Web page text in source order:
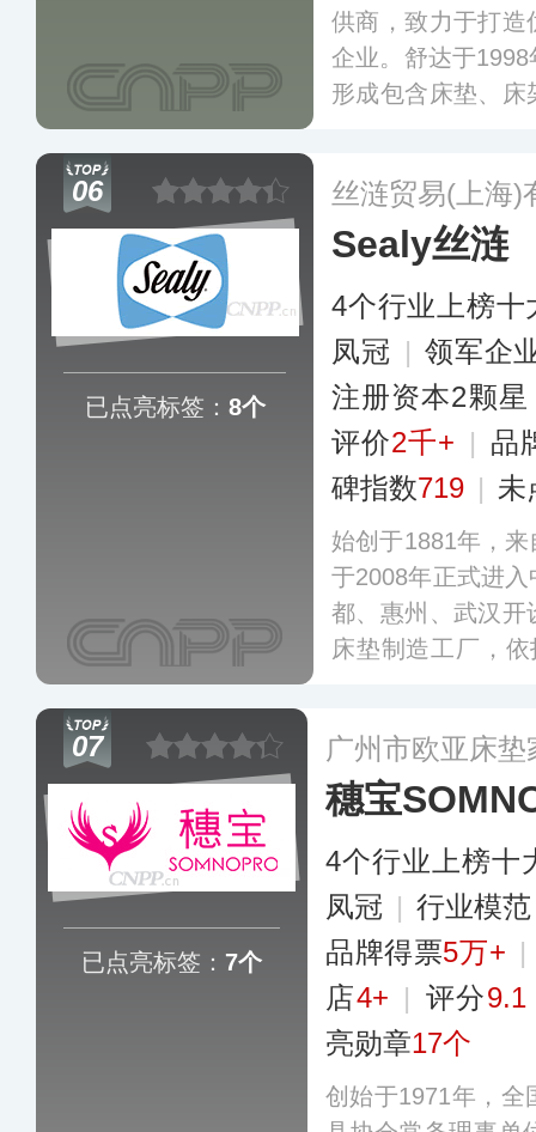
供商，致力于打造
企业。舒达于
形成包含床垫、
店及度假酒店达成
06
已点亮标签： 8个
丝涟贸易(上海)
Sealy丝涟
4个行业上榜十
凤冠 | 领军企
注册资本2颗星
评价2千+ | 品
碑指数719 | 未
始创于1881年，
于2008年正式进
都、惠州、武汉开
床垫制造工厂，
带入中国市场。更
07
已点亮标签： 7个
广州市欧亚床
穗宝
4个行业上榜十
凤冠 | 行业模
品牌得票5万+ |
店4+ | 评分9.1
亮勋章17个
创始于1971年，全